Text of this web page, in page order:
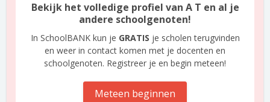
Bekijk het volledige profiel van A T en al je
andere schoolgenoten!
In SchoolBANK kun je GRATIS je scholen terugvinden
en weer in contact komen met je docenten en
schoolgenoten. Registreer je en begin meteen!
Meteen beginnen